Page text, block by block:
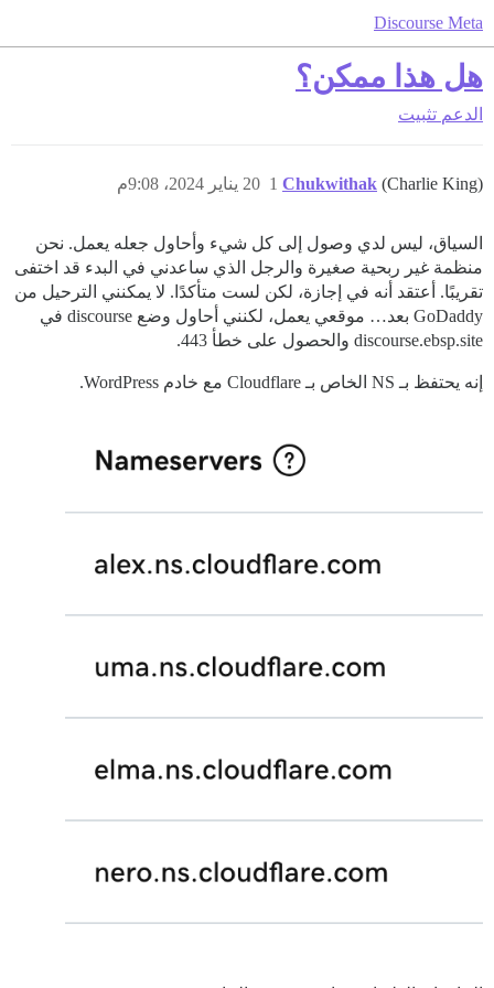
Discourse Meta
هل هذا ممكن؟
الدعم تثبيت
Chukwithak (Charlie King) 20 يناير 2024، 9:08م 1
السياق، ليس لدي وصول إلى كل شيء وأحاول جعله يعمل. نحن
منظمة غير ربحية صغيرة والرجل الذي ساعدني في البدء قد اختفى
تقريبًا. أعتقد أنه في إجازة، لكن لست متأكدًا. لا يمكنني الترحيل من
GoDaddy بعد… موقعي يعمل، لكنني أحاول وضع discourse في
discourse.ebsp.site والحصول على خطأ 443.
إنه يحتفظ بـ NS الخاص بـ Cloudflare مع خادم WordPress.